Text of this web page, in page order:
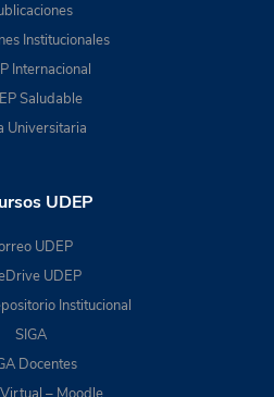
Institucionales
Internacional
Saludable
Universitaria
UDEP
UDEP
UDEP
Institucional
SIGA
Docentes